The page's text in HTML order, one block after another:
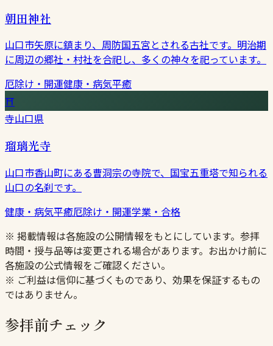
朝田神社
山口市矢原に鎮まり、周防国五宮とされる古社です。明治期
に周辺の郷社・村社を合祀し、多くの神々を祀っています。
厄除け・開運健康・病気平癒
⛩
寺山口県
瑠璃光寺
山口市香山町にある曹洞宗の寺院で、国宝五重塔で知られる
山口の名刹です。
健康・病気平癒厄除け・開運学業・合格
※ 掲載情報は各施設の公開情報をもとにしています。参拝
時間・授与品等は変更される場合があります。お出かけ前に
各施設の公式情報をご確認ください。
※ ご利益は信仰に基づくものであり、効果を保証するもの
ではありません。
参拝前チェック